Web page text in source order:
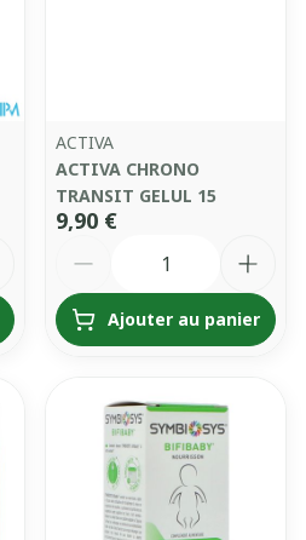
ACTIVA
ACTIVA CHRONO
TRANSIT GELUL 15
9,90 €
Ajouter au panier